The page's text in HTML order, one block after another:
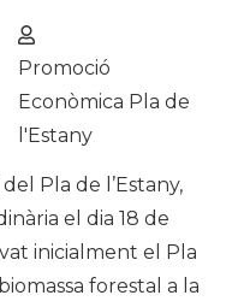
Promoció
Econòmica Pla de
l'Estany
Pla de l’Estany,
el dia 18 de
inicialment el Pla
forestal a la